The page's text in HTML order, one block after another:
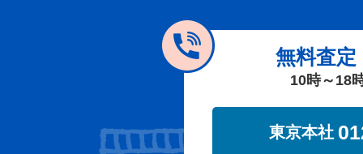
無料査定
10時～18
東京本社